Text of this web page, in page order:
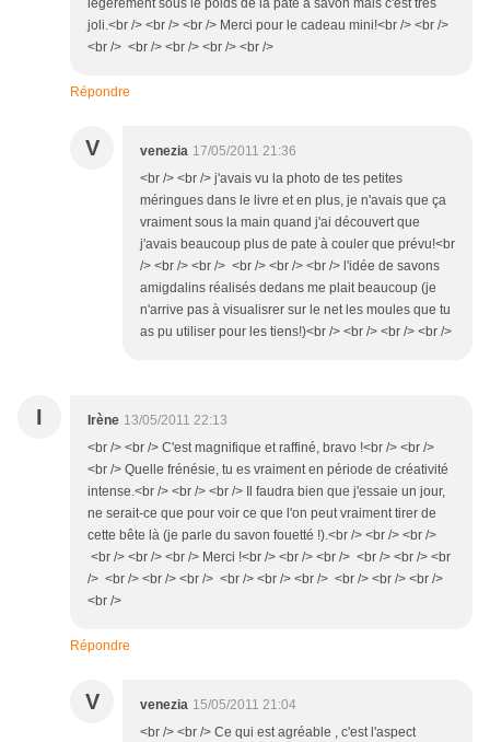
légèrement sous le poids de la pâte à savon mais c'est très
joli.<br /> <br /> <br /> Merci pour le cadeau mini!<br /> <br />
<br /> <br /> <br /> <br /> <br />
Répondre
V venezia 17/05/2011 21:36
<br /> <br /> j'avais vu la photo de tes petites
méringues dans le livre et en plus, je n'avais que ça
vraiment sous la main quand j'ai découvert que
j'avais beaucoup plus de pate à couler que prévu!<br
/> <br /> <br /> <br /> <br /> <br /> l'idée de savons
amigdalins réalisés dedans me plait beaucoup (je
n'arrive pas à visualisrer sur le net les moules que tu
as pu utiliser pour les tiens!)<br /> <br /> <br /> <br />
I Irène 13/05/2011 22:13
<br /> <br /> C'est magnifique et raffiné, bravo !<br /> <br />
<br /> Quelle frénésie, tu es vraiment en période de créativité
intense.<br /> <br /> <br /> Il faudra bien que j'essaie un jour,
ne serait-ce que pour voir ce que l'on peut vraiment tirer de
cette bête là (je parle du savon fouetté !).<br /> <br /> <br />
<br /> <br /> <br /> Merci !<br /> <br /> <br /> <br /> <br /> <br
/> <br /> <br /> <br /> <br /> <br /> <br /> <br /> <br /> <br />
<br />
Répondre
V venezia 15/05/2011 21:04
<br /> <br /> Ce qui est agréable , c'est l'aspect